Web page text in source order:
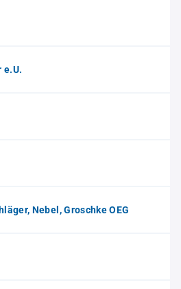
e.U.
Nebel, Groschke OEG